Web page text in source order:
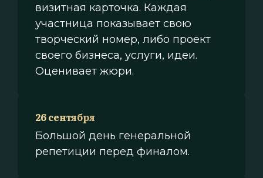
визитная карточка. Каждая
участница показывает свою
творческий номер, либо проект
своего бизнеса, услуги, идеи.
Оценивает жюри.
26 сентября
Большой день генеральной
репетиции перед финалом.